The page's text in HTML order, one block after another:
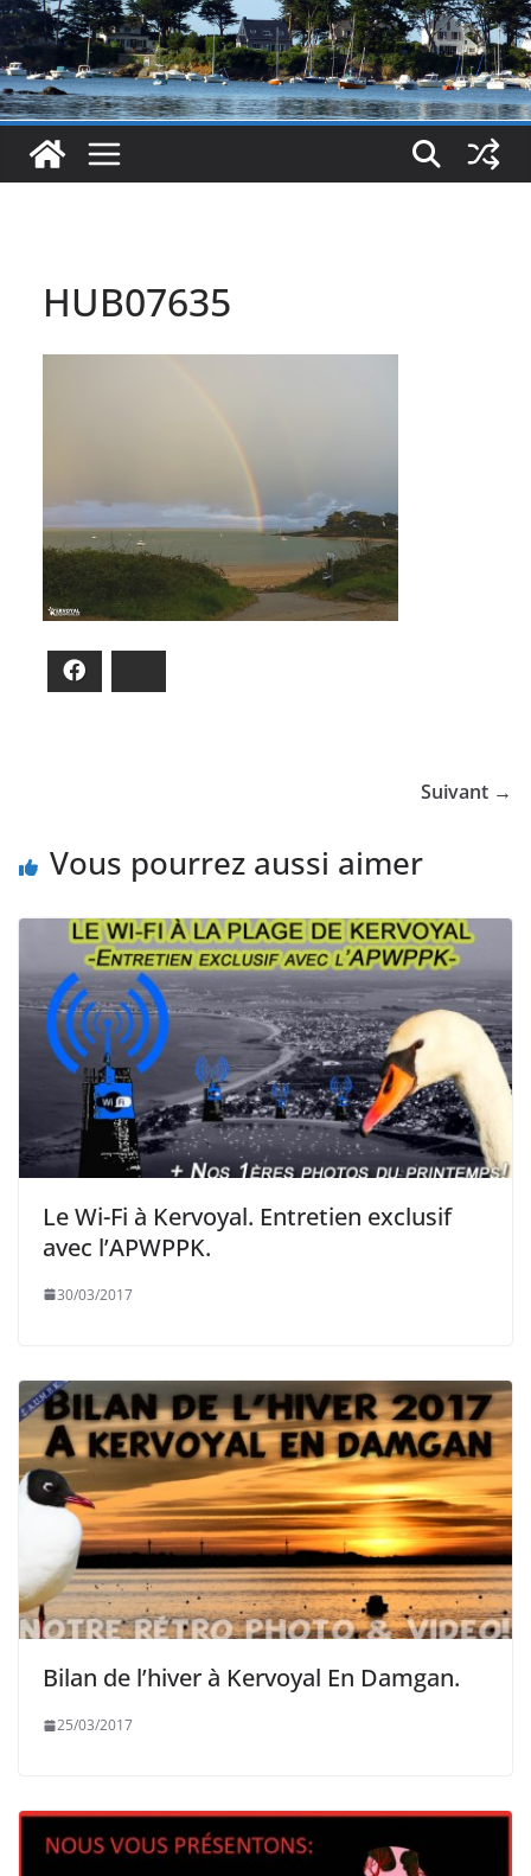
HUB07635
Suivant →
Vous pourrez aussi aimer
Le Wi-Fi à Kervoyal. Entretien exclusif
avec l’APWPPK.
30/03/2017
Bilan de l’hiver à Kervoyal En Damgan.
25/03/2017